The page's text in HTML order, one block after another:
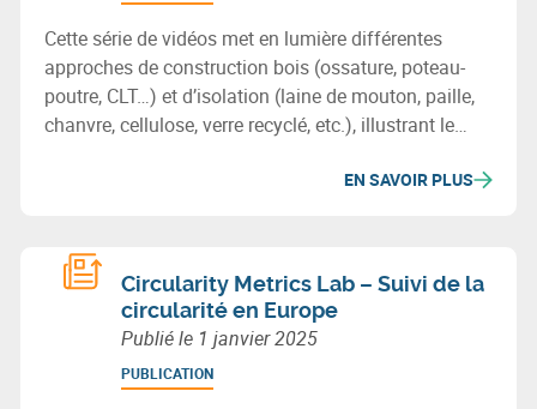
Cette série de vidéos met en lumière différentes
approches de construction bois (ossature, poteau-
poutre, CLT…) et d’isolation (laine de mouton, paille,
chanvre, cellulose, verre recyclé, etc.), illustrant le
EN SAVOIR PLUS
Circularity Metrics Lab – Suivi de la
circularité en Europe
Publié le 1 janvier 2025
PUBLICATION